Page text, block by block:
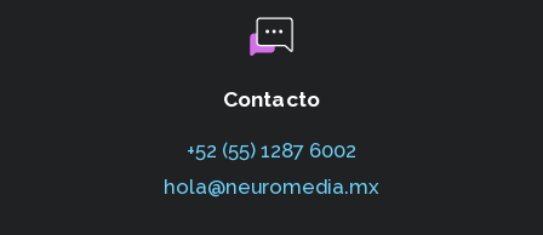
Contacto
+52 (55) 1287 6002‬
hola@neuromedia.mx